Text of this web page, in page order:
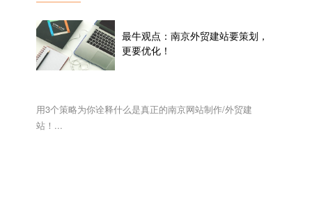
最牛观点：南京外贸建站要策划，
更要优化！
用3个策略为你诠释什么是真正的南京网站制作/外贸建
站！...